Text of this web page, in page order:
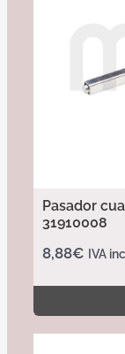
Pasador
31910008
8,88€ IVA